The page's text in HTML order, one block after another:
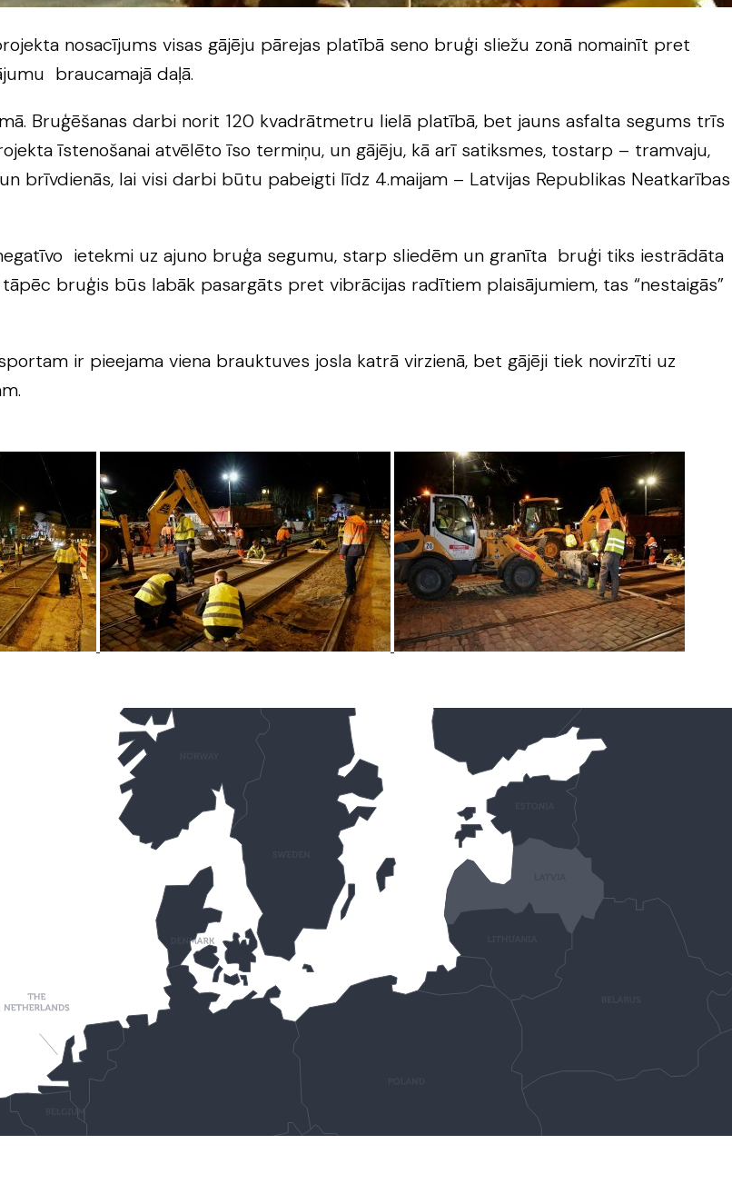
nosacījums visas gājēju pārejas platībā seno bruģi sliežu zonā nomainīt pret
braucamajā daļā.
Bruģēšanas darbi norit 120 kvadrātmetru lielā platībā, bet jauns asfalta segums trīs
īstenošanai atvēlēto īso termiņu, un gājēju, kā arī satiksmes, tostarp – tramvaju,
brīvdienās, lai visi darbi būtu pabeigti līdz 4.maijam – Latvijas Republikas Neatkarības
ietekmi uz ajuno bruģa segumu, starp sliedēm un granīta bruģi tiks iestrādāta
bruģis būs labāk pasargāts pret vibrācijas radītiem plaisājumiem, tas “nestaigās”
ir pieejama viena brauktuves josla katrā virzienā, bet gājēji tiek novirzīti uz